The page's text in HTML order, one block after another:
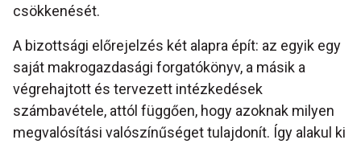
csökkenését.
A bizottsági előrejelzés két alapra épít: az egyik egy
saját makrogazdasági forgatókönyv, a másik a
végrehajtott és tervezett intézkedések
számbavétele, attól függően, hogy azoknak milyen
megvalósítási valószínűséget tulajdonít. Így alakul ki